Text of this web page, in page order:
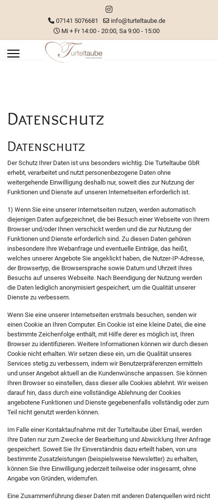
07141 5076681
info@turteltaube.de
Mi + Fr 14:00 - 20:00, Sa 9:00 - 15:00
Datenschutz
Datenschutz
Der Schutz Ihrer Daten ist uns besonders wichtig. Die Turteltaube GbR
erhebt, verarbeitet und nutzt personenbezogene Daten ohne
weitergehende Einwilligung deshalb nur, soweit dies zur Nutzung der
Funktionen und Dienste auf unseren Internetseiten erforderlich ist.
1) Wenn Sie eine unserer Internetseiten nutzen, werden automatisch
diejenigen Daten aufgezeichnet, die bei Besuch einer Webseite von Ihrem
Browser und/oder Ihnen verschickt werden und die zur Nutzung der
Funktionen und Dienste erforderlich sind. Zu diesen Daten gehören
insbesondere Ihre Webanfrage und eventuelle Einträge, das heißt,
welches unserer Angebote Sie angeklickt haben, die Nutzer-IP-Adresse,
der Browsertyp, die Browsersprache sowie Datum und Uhrzeit Ihres
Besuchs auf unseres Webseite. Nach Beendigung der Nutzung werden
die Daten lediglich anonymisiert gespeichert, um die Qualität unserer
Dienste zu verbessern.
Wenn Sie eine unserer Internetseiten erstmals besuchen, senden wir
einen Cookie an Ihren Computer. Ein Cookie ist eine kleine Datei, die eine
bestimmte Zeichenfolge enthält, mit Hilfe derer es möglich ist, Ihren
Browser zu identifizieren. Weitere Informationen können wir durch diesen
Cookie nicht erhalten. Wir setzen diese ein, um die Qualität unseres
Services stetig zu verbessern, indem wir Benutzerpräferenzen ermitteln
und unser Angebot aktuell an die Kundenwünsche anpassen. Sie können
Ihren Browser so einstellen, dass dieser alle Cookies ablehnt. Wir weisen
darauf hin, dass durch eine vollständige Ablehnung der Cookies
angebotene Funktionen und Dienste gegebenenfalls vollständig oder zum
Teil nicht genutzt werden können.
Im Falle einer Kontaktaufnahme mit der Turteltaube über Email, werden
Ihre Daten nur zum Zwecke der Bearbeitung und Abwicklung Ihrer Anfrage
gespeichert. Soweit Sie Ihr Einverständnis dazu erteilt haben, von uns
bestimmte Zusatzleistungen (beispielsweise Newsletter) zu erhalten,
können Sie Ihre Einwilligung jederzeit teilweise oder insgesamt, ohne
Angabe von Gründen, widerrufen.
Eine Zusammenführung dieser Daten mit anderen Datenquellen wird nicht